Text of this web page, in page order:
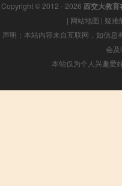
Copyright © 2012 - 2026 西交大教育
| 网站地图 | 疑难
声明：本站内容来自互联网，如信
会
本站仅为个人兴趣爱